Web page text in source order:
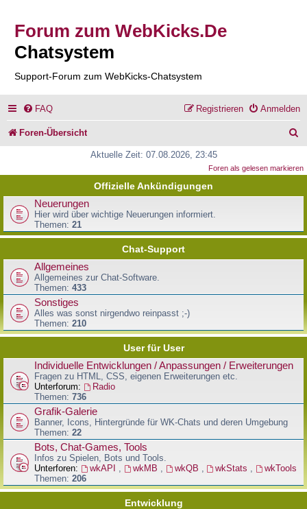
Forum zum WebKicks.De
Chatsystem
Support-Forum zum WebKicks-Chatsystem
FAQ Anmelden
Registrieren
Foren-Übersicht
c
Aktuelle Zeit: 07.08.2026, 23:45
Foren als gelesen markieren
Offizielle Ankündigungen
Neuerungen
Hier wird über wichtige Neuerungen informiert.
Themen: 21
Chat-Support
Allgemeines
Allgemeines zur Chat-Software.
Themen: 433
Sonstiges
Alles was sonst nirgendwo reinpasst ;-)
Themen: 210
User für User
Individuelle Entwicklungen / Anpassungen / Erweiterungen
Fragen zu HTML, CSS, eigenen Erweiterungen etc.
Unterforum:
Radio
Themen: 736
Grafik-Galerie
Banner, Icons, Hintergründe für WK-Chats und deren Umgebung
Themen: 22
Bots, Chat-Games, Tools
Infos zu Spielen, Bots und Tools.
Unterforen:
wkAPI , wkMB , wkQB , wkStats ,
wkTools
Themen: 206
Entwicklung